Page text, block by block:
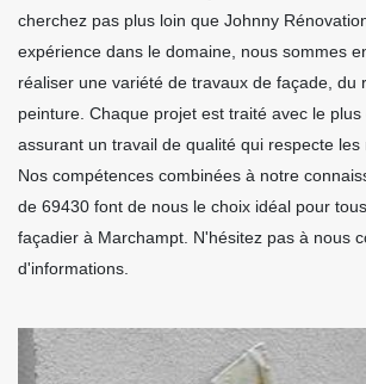
cherchez pas plus loin que Johnny
expérience dans le domaine, nous sommes
réaliser une variété de travaux de façade, du
peinture. Chaque projet est traité avec le
assurant un travail de qualité qui respecte les
Nos compétences combinées à notre
de 69430 font de nous le choix idéal pour
façadier à Marchampt. N'hésitez pas à nous
d'informations.